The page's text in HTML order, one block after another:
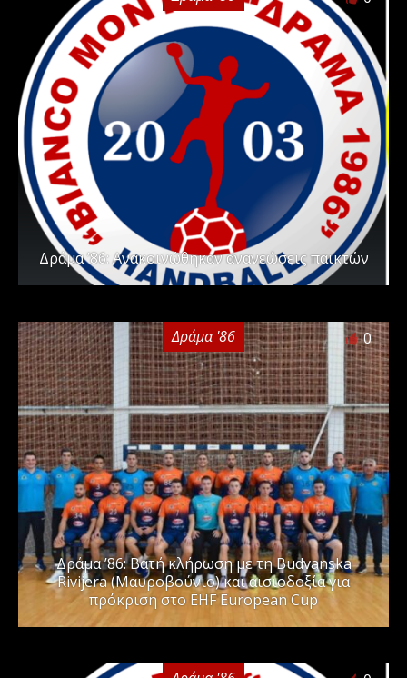
Δράμα ’86: Ανακοινώθηκαν ανανεώσεις παικτών
Δράμα '86 0
Δράμα ’86: Βατή κλήρωση με τη Budvanska
Rivijera (Μαυροβούνιο) και αισιοδοξία για
πρόκριση στο EHF European Cup